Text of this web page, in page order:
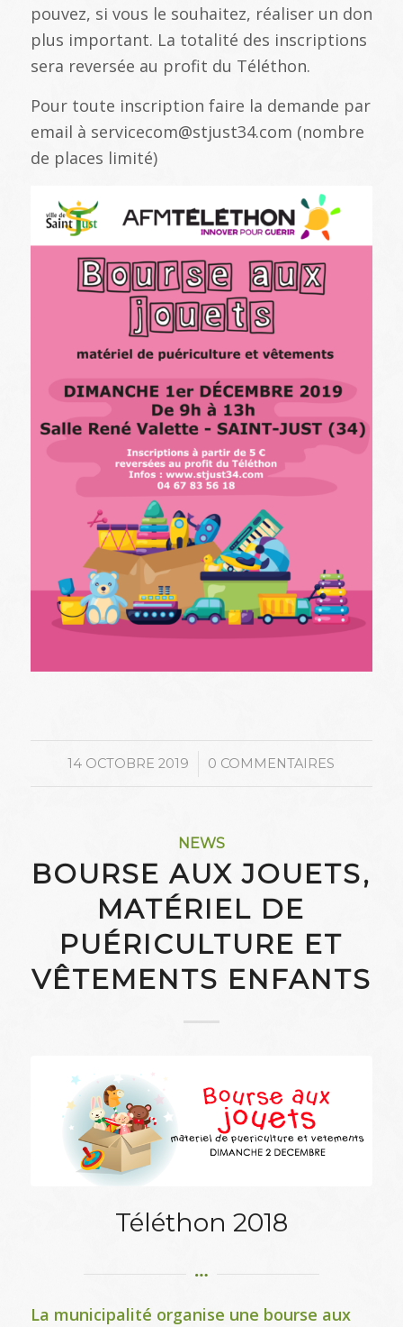
pouvez, si vous le souhaitez, réaliser un don
plus important. La totalité des inscriptions
sera reversée au profit du Téléthon.
Pour toute inscription faire la demande par
email à servicecom@stjust34.com (nombre
de places limité)
14 OCTOBRE 2019
/ 0 COMMENTAIRES
NEWS
BOURSE AUX JOUETS,
MATÉRIEL DE
PUÉRICULTURE ET
VÊTEMENTS ENFANTS
Téléthon 2018
La municipalité organise une bourse aux